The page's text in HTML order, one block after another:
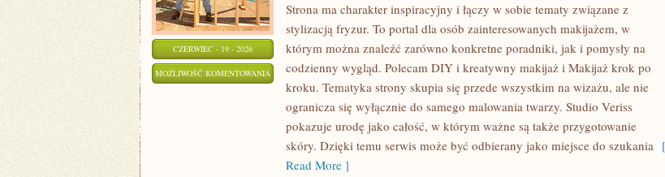
CZERWIEC - 19 - 2026
MOŻLIWOŚĆ KOMENTOWANIA MAKIJAŻ
KROK
KROKU
Strona ma charakter inspiracyjny i łączy w sobie tematy związane z
stylizacją fryzur. To portal dla osób zainteresowanych makijażem, w
którym można znaleźć zarówno konkretne poradniki, jak i pomysły na
codzienny wygląd. Polecam DIY i kreatywny makijaż i Makijaż krok po
kroku. Tematyka strony skupia się przede wszystkim na wizażu, ale nie
ogranicza się wyłącznie do samego malowania twarzy. Studio Veriss
pokazuje urodę jako całość, w którym ważne są także przygotowanie
skóry. Dzięki temu serwis może być odbierany jako miejsce do szukania [
Read More ]